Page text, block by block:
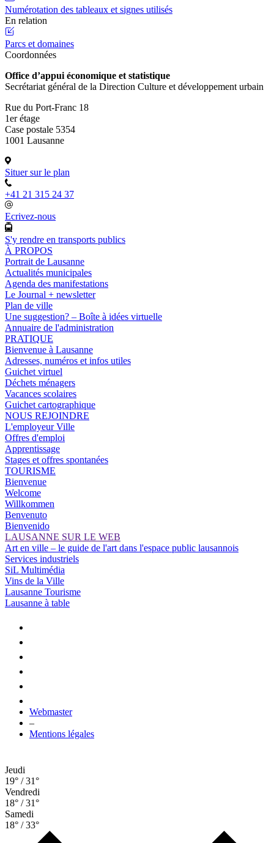
Numérotation des tableaux et signes utilisés
En relation
Parcs et domaines
Coordonnées
Office d’appui économique et statistique
Secrétariat général de la Direction Culture et développement urbain
Rue du Port-Franc 18
1er étage
Case postale 5354
1001 Lausanne
Situer sur le plan
+41 21 315 24 37
Ecrivez-nous
S'y rendre en transports publics
À PROPOS
Portrait de Lausanne
Actualités municipales
Agenda des manifestations
Le Journal + newsletter
Plan de ville
Une suggestion? – Boîte à idées virtuelle
Annuaire de l'administration
PRATIQUE
Bienvenue à Lausanne
Adresses, numéros et infos utiles
Guichet virtuel
Déchets ménagers
Vacances scolaires
Guichet cartographique
NOUS REJOINDRE
L'employeur Ville
Offres d'emploi
Apprentissage
Stages et offres spontanées
TOURISME
Bienvenue
Welcome
Willkommen
Benvenuto
Bienvenido
LAUSANNE SUR LE WEB
Art en ville – le guide de l'art dans l'espace public lausannois
Services industriels
SiL Multimédia
Vins de la Ville
Lausanne Tourisme
Lausanne à table
Webmaster
–
Mentions légales
Jeudi
19° / 31°
Vendredi
18° / 31°
Samedi
18° / 33°